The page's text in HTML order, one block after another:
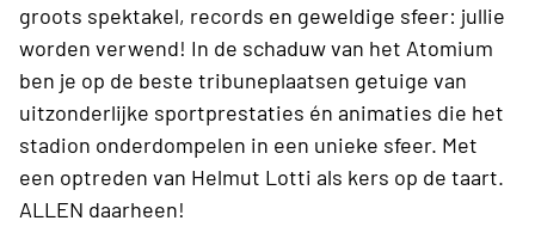
groots spektakel, records en geweldige sfeer: jullie
worden verwend! In de schaduw van het Atomium
ben je op de beste tribuneplaatsen getuige van
uitzonderlijke sportprestaties én animaties die het
stadion onderdompelen in een unieke sfeer. Met
een optreden van Helmut Lotti als kers op de taart.
ALLEN daarheen!